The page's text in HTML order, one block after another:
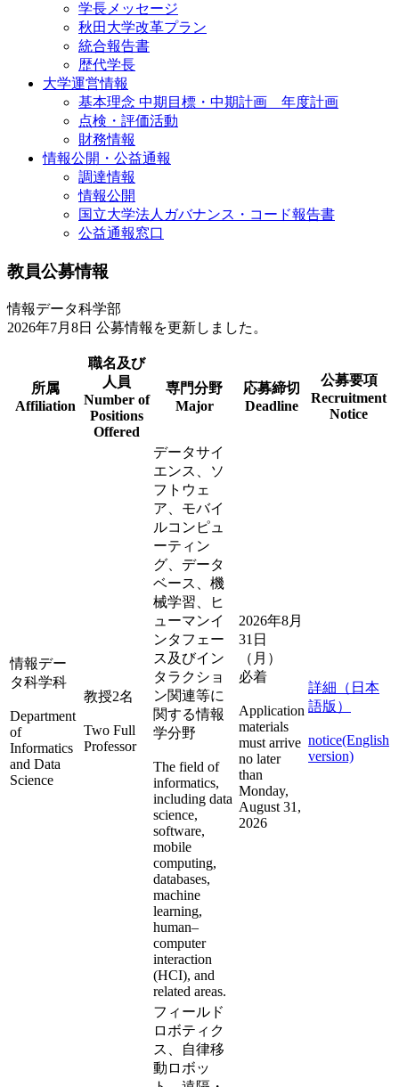
学長メッセージ
秋田大学改革プラン
統合報告書
歴代学長
大学運営情報
基本理念 中期目標・中期計画 年度計画
点検・評価活動
財務情報
情報公開・公益通報
調達情報
情報公開
国立大学法人ガバナンス・コード報告書
公益通報窓口
教員公募情報
情報データ科学部
2026年7月8日 公募情報を更新しました。
所属
Affiliation
職名及び
人員
Number of
Positions
Offered
専門分野
Major
応募締切
Deadline
公募要項
Recruitment
Notice
情報デー
タ科学科
Department
of
Informatics
and Data
Science
教授2名
Two Full
Professor
データサイ
エンス、ソ
フトウェ
ア、モバイ
ルコンピュ
ーティン
グ、データ
ベース、機
械学習、ヒ
ューマンイ
ンタフェー
ス及びイン
タラクショ
ン関連等に
関する情報
学分野
The field of
informatics,
including data
science,
software,
mobile
computing,
databases,
machine
learning,
human–
computer
interaction
(HCI), and
related areas.
2026年8月
31日
（月）
必着
Application
materials
must arrive
no later
than
Monday,
August 31,
2026
詳細（日本
語版）
notice(English
version)
フィールド
ロボティク
ス、自律移
動ロボッ